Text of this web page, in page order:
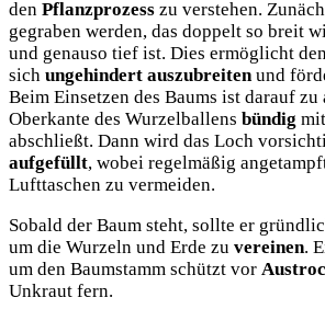
den Pflanzprozess zu verstehen.
gegraben werden, das doppelt so breit
und genauso tief ist. Dies ermöglicht
sich ungehindert auszubreiten und
Beim Einsetzen des Baums ist darauf zu
Oberkante des Wurzelballens bündig
abschließt. Dann wird das Loch
aufgefüllt, wobei regelmäßig
Lufttaschen zu vermeiden.
Sobald der Baum steht, sollte er
um die Wurzeln und Erde zu vereinen.
um den Baumstamm schützt vor
Unkraut fern.